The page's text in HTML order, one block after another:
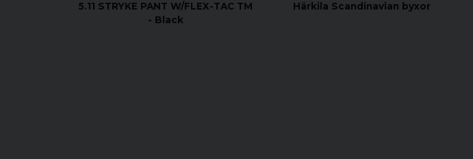
5.11 STRYKE PANT W/FLEX-TAC TM
- Black
Härkila Scandinavian byxor